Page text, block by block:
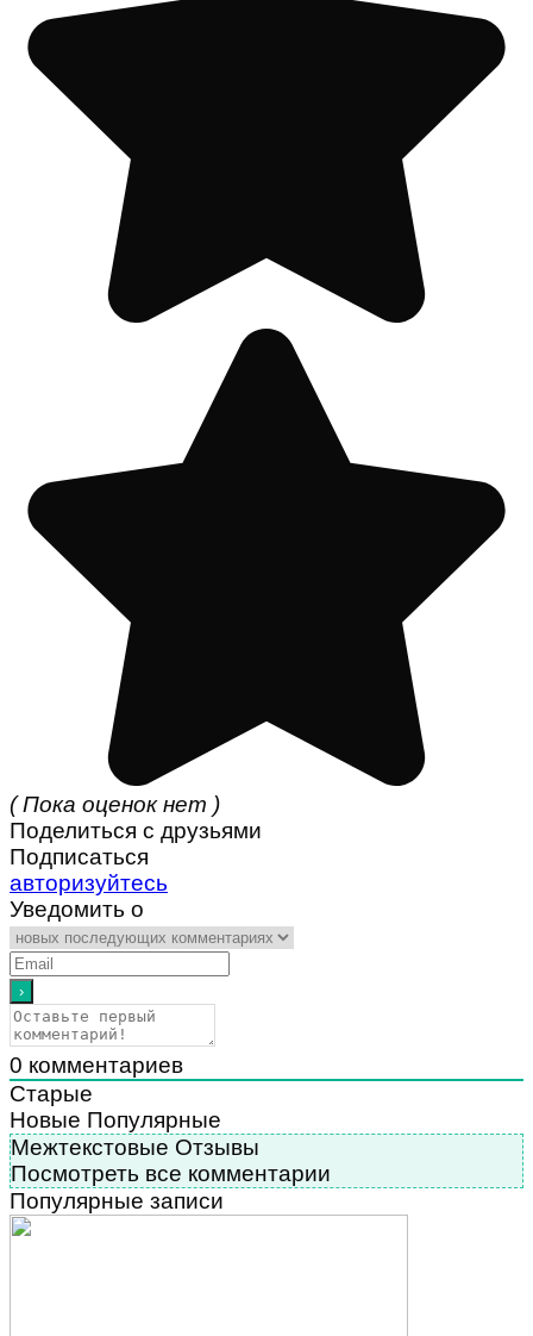
( Пока оценок нет )
Поделиться с друзьями
Подписаться
авторизуйтесь
Уведомить о
0 комментариев
Старые
Новые Популярные
Межтекстовые Отзывы
Посмотреть все комментарии
Популярные записи